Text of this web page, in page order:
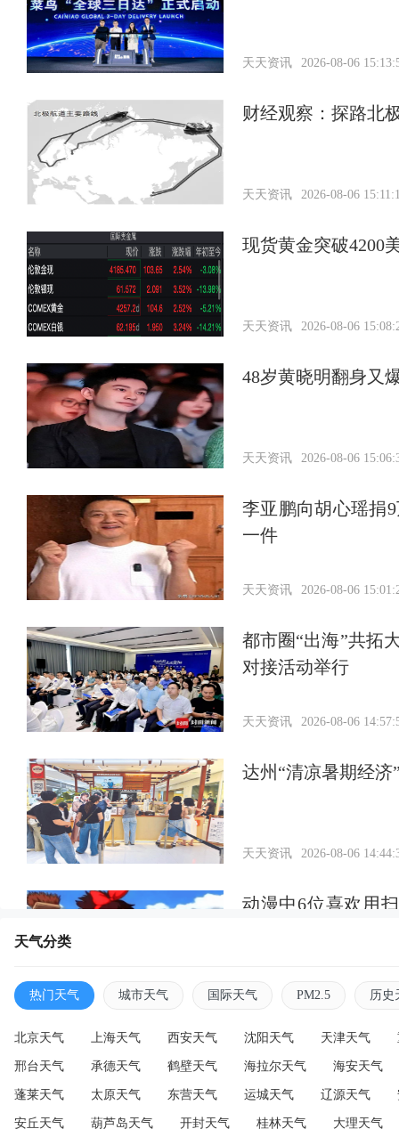
天天资讯 2026-08-06
财经观察：探路北
天天资讯 2026-08-06
现货黄金突破4200
天天资讯 2026-08-06
48岁黄晓明翻身又
天天资讯 2026-08-06
李亚鹏向胡心瑶捐
一件
天天资讯 2026-08-06
都市圈“出海”共拓
对接活动举行
天天资讯 2026-08-06
达州“清凉暑期经济
天天资讯 2026-08-06
动漫中6位喜欢用
2026-08-06
天气分类
热门天气 城市天气 国际天气 PM2.5 历史
北京天气 上海天气 西安天气 沈阳天气 天津天气
邢台天气 承德天气 鹤壁天气 海拉尔天气 海安天气
蓬莱天气 太原天气 东营天气 运城天气 辽源天气
安丘天气 葫芦岛天气 开封天气 桂林天气 大理天气